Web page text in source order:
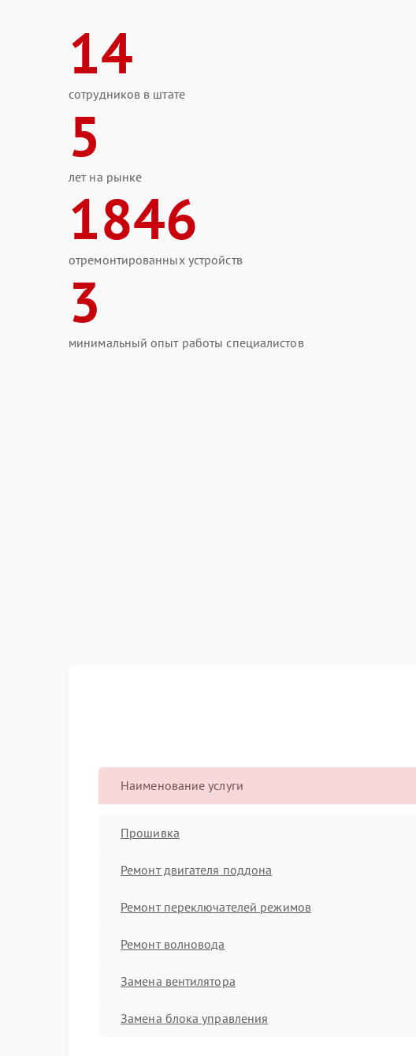
14
сотрудников в штате
5
лет на рынке
1846
отремонтированных устройств
3
минимальный опыт работы специалистов
Наименование услуги
Прошивка
Ремонт двигателя поддона
Ремонт переключателей режимов
Ремонт волновода
Замена вентилятора
Замена блока управления